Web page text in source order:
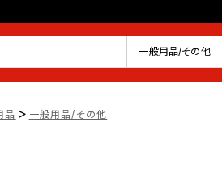
お気に入り
一般用品/その他
品 > 一般用品/その他